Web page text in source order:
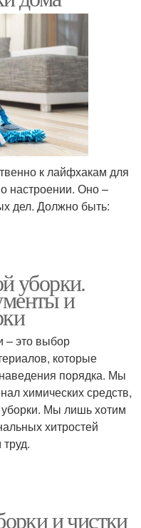
к лайфхакам для
настроении. Оно –
дел. Должно быть:
уборки.
и
– это выбор
которые
порядка. Мы
химических средств,
уборки. Мы лишь хотим
хитростей
и чистки